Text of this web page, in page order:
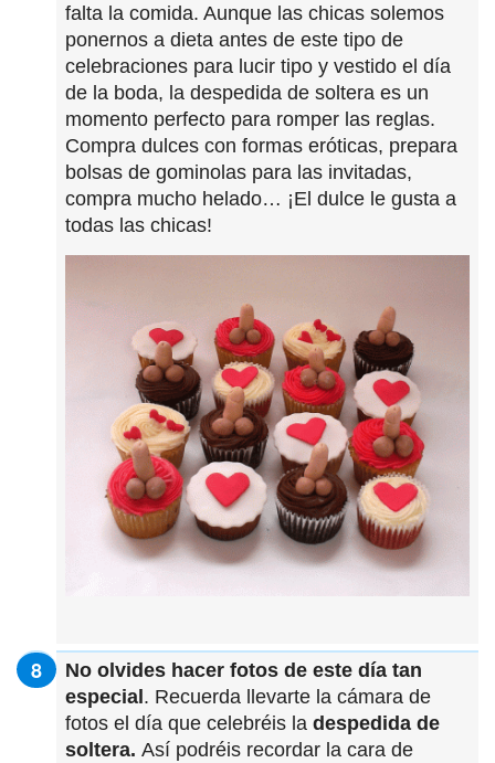
falta la comida. Aunque las chicas solemos
ponernos a dieta antes de este tipo de
celebraciones para lucir tipo y vestido el día
de la boda, la despedida de soltera es un
momento perfecto para romper las reglas.
Compra dulces con formas eróticas, prepara
bolsas de gominolas para las invitadas,
compra mucho helado… ¡El dulce le gusta a
todas las chicas!
No olvides hacer fotos de este día tan
especial. Recuerda llevarte la cámara de
fotos el día que celebréis la despedida de
soltera. Así podréis recordar la cara de